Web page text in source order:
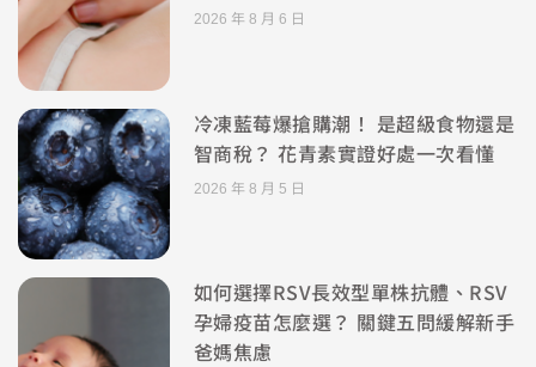
2026 年 8 月 6 日
冷凍藍莓爆搶購潮！ 是超級食物還是
智商稅？ 花青素實證好處一次看懂
2026 年 8 月 5 日
如何選擇RSV長效型單株抗體、RSV
孕婦疫苗怎麼選？ 關鍵五問緩解新手
爸媽焦慮